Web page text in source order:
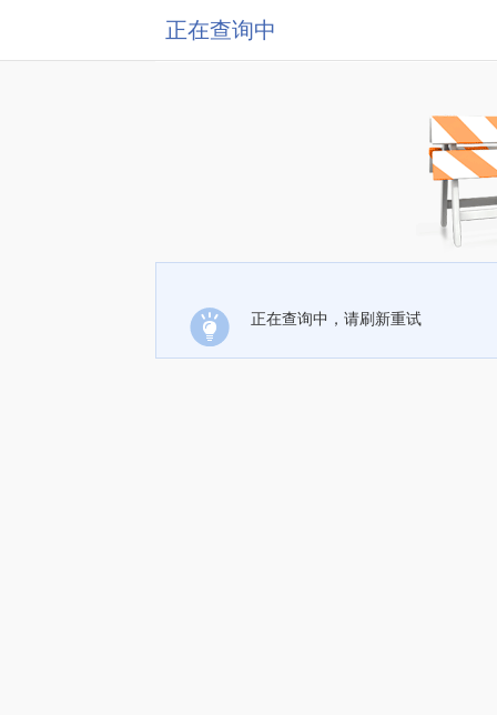
正在查询中
正在查询中，请刷新重试